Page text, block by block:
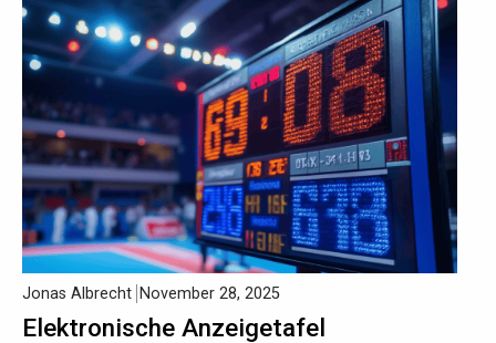
Elektronische Anzeigetafel
Jonas Albrecht November 28, 2025